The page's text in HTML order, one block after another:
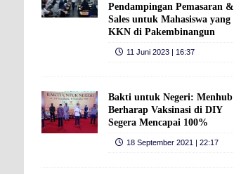
Pendampingan Pemasaran &
Sales untuk Mahasiswa yang
KKN di Pakembinangun
11 Juni 2023 | 16:37
Bakti untuk Negeri: Menhub
Berharap Vaksinasi di DIY
Segera Mencapai 100%
18 September 2021 | 22:17